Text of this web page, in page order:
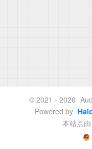
© 2021 - 2026
Powered by
本站点由